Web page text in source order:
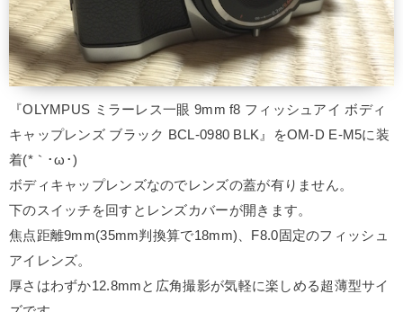
『OLYMPUS ミラーレス一眼 9mm f8 フィッシュアイ ボディ
キャップレンズ ブラック BCL-0980 BLK』をOM-D E-M5に装
着(*｀･ω･)ゞ
ボディキャップレンズなのでレンズの蓋が有りません。
下のスイッチを回すとレンズカバーが開きます。
焦点距離9mm(35mm判換算で18mm)、F8.0固定のフィッシュ
アイレンズ。
厚さはわずか12.8mmと広角撮影が気軽に楽しめる超薄型サイ